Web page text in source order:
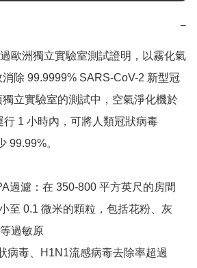
−
歐洲獨立實驗室測試證明，以霧化氣
除 99.9999% SARS-CoV-2 新型冠
立實驗室的測試中，空氣淨化機於
行 1 小時內，可將人類冠狀病毒
99.99%。
過濾：在 350-800 平方英尺的房間
至 0.1 微米的顆粒，包括花粉、灰
過敏原
病毒、H1N1流感病毒去除率超過